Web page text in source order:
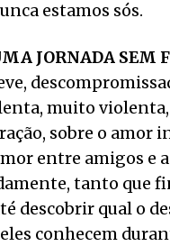
estamos sós.
JORNADA SEM
muito violenta,
sobre o
entre amigos e
tanto que
descobrir qual o
conhecem